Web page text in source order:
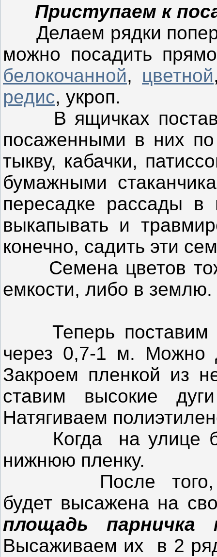
Приступаем к
Делаем рядки
можно посадить
белокочанной, цветной
редис, укроп.
В ящичках
посаженными в них
тыкву, кабачки,
бумажными
пересадке рассады в
выкапывать и
конечно, садить эти
Семена цветов
емкости, либо в землю.
Теперь
через 0,7-1 м. Можно
Закроем пленкой из
ставим высокие
Натягиваем
Когда на улице
нижнюю пленку.
После того,
будет высажена на
площадь
Высаживаем их в 2